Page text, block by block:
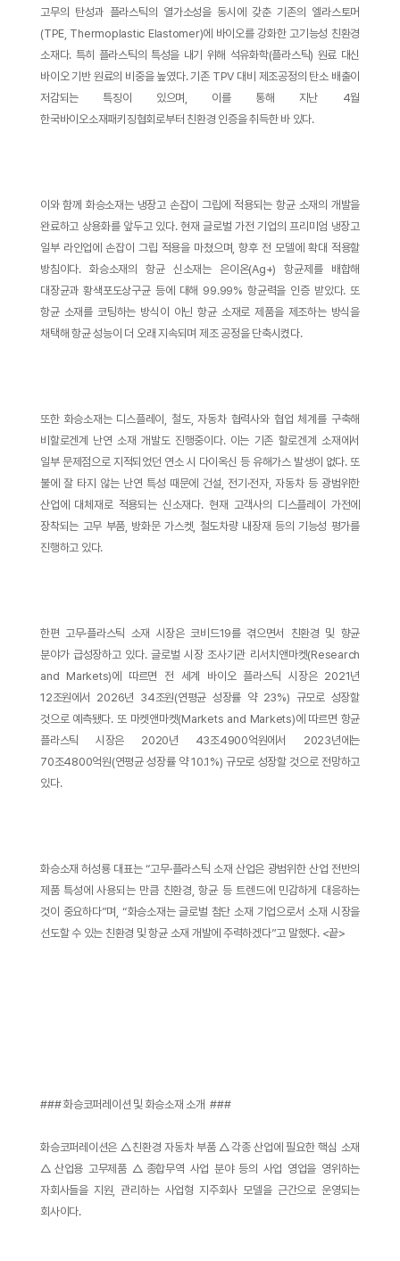
고무의 탄성과 플라스틱의 열가소성을 동시에 갖춘 기존의 엘라스토머
(TPE, Thermoplastic Elastomer)에 바이오를 강화한 고기능성 친환경
소재다. 특히 플라스틱의 특성을 내기 위해 석유화학(플라스틱) 원료 대신
바이오 기반 원료의 비중을 높였다. 기존 TPV 대비 제조공정의 탄소 배출이
저감되는 특징이 있으며, 이를 통해 지난 4월
한국바이오소재패키징협회로부터 친환경 인증을 취득한 바 있다.
이와 함께 화승소재는 냉장고 손잡이 그립에 적용되는 항균 소재의 개발을
완료하고 상용화를 앞두고 있다. 현재 글로벌 가전 기업의 프리미엄 냉장고
일부 라인업에 손잡이 그립 적용을 마쳤으며, 향후 전 모델에 확대 적용할
방침이다. 화승소재의 항균 신소재는 은이온(Ag+) 항균제를 배합해
대장균과 황색포도상구균 등에 대해 99.99% 항균력을 인증 받았다. 또
항균 소재를 코팅하는 방식이 아닌 항균 소재로 제품을 제조하는 방식을
채택해 항균 성능이 더 오래 지속되며 제조 공정을 단축시켰다.
또한 화승소재는 디스플레이, 철도, 자동차 협력사와 협업 체계를 구축해
비할로겐계 난연 소재 개발도 진행중이다. 이는 기존 할로겐계 소재에서
일부 문제점으로 지적되었던 연소 시 다이옥신 등 유해가스 발생이 없다. 또
불에 잘 타지 않는 난연 특성 때문에 건설, 전기·전자, 자동차 등 광범위한
산업에 대체재로 적용되는 신소재다. 현재 고객사의 디스플레이 가전에
장착되는 고무 부품, 방화문 가스켓, 철도차량 내장재 등의 기능성 평가를
진행하고 있다.
한편 고무·플라스틱 소재 시장은 코비드19를 겪으면서 친환경 및 향균
분야가 급성장하고 있다. 글로벌 시장 조사기관 리서치앤마켓(Research
and Markets)에 따르면 전 세계 바이오 플라스틱 시장은 2021년
12조원에서 2026년 34조원(연평균 성장률 약 23%) 규모로 성장할
것으로 예측됐다. 또 마켓앤마켓(Markets and Markets)에 따르면 항균
플라스틱 시장은 2020년 43조4900억원에서 2023년에는
70조4800억원(연평균 성장률 약 10.1%) 규모로 성장할 것으로 전망하고
있다.
화승소재 허성룡 대표는 “고무·플라스틱 소재 산업은 광범위한 산업 전반의
제품 특성에 사용되는 만큼 친환경, 항균 등 트렌드에 민감하게 대응하는
것이 중요하다”며, “화승소재는 글로벌 첨단 소재 기업으로서 소재 시장을
선도할 수 있는 친환경 및 항균 소재 개발에 주력하겠다”고 말했다. <끝>
### 화승코퍼레이션 및 화승소재 소개 ###
화승코퍼레이션은 △친환경 자동차 부품 △각종 산업에 필요한 핵심 소재
△산업용 고무제품 △종합무역 사업 분야 등의 사업 영업을 영위하는
자회사들을 지원, 관리하는 사업형 지주회사 모델을 근간으로 운영되는
회사이다.